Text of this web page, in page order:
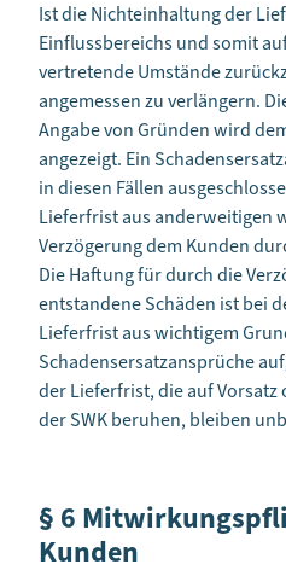
Ist die Nichteinhaltung der
Einflussbereichs und somit
vertretende Umstände
angemessen zu verlängern.
Angabe von Gründen wird
angezeigt. Ein
in diesen Fällen
Lieferfrist aus anderweitigen
Verzögerung dem Kunden
Die Haftung für durch die
entstandene Schäden ist bei
Lieferfrist aus wichtigem
Schadensersatzansprüche
der Lieferfrist, die auf
der SWK beruhen, bleiben
§ 6
Kunden